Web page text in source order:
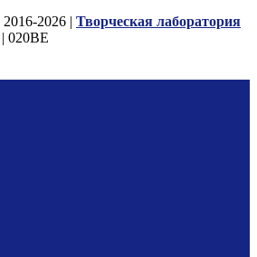
2026 | Творческая лаборатория
| 020BE